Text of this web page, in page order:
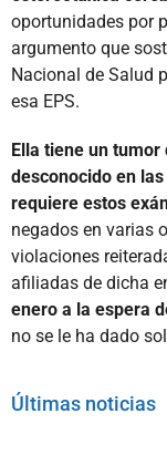
oportunidades por
argumento que
Nacional de Salud
esa EPS.
Ella tiene un
desconocido en
requiere estos
negados en varias
violaciones
afiliadas de dicha
enero a la espera
no se le ha dado
Últimas noticias